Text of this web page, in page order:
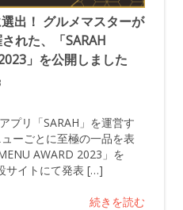
出！ グルメマスターが
れた、「SARAH
」を公開しました
プリ「SARAH」を運営す
ーごとに至極の一品を表
AWARD 2023」を
サイトにて発表 […]
続きを読む